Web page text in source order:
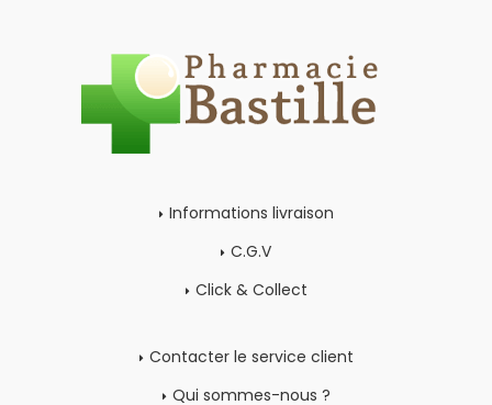
Informations livraison
C.G.V
Click & Collect
Contacter le service client
Qui sommes-nous ?